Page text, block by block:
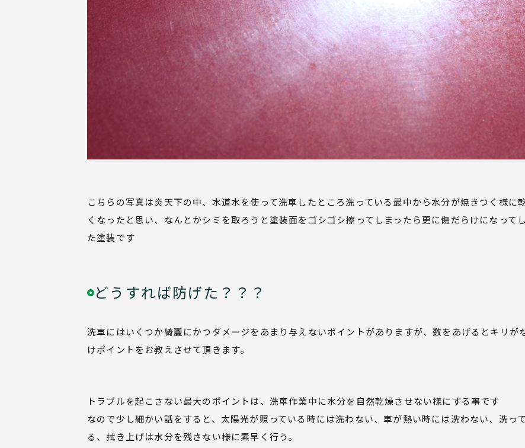
こちらの写真は炎天下の中、水道水を使って洗車したところ洗っている最中から水分が焼きつく様に
くなったと思い、なんとかシミを取ろうと塗装面をゴシゴシ擦ってしまったら更に傷だらけになって
た塗装です
どうすれば防げた？？？
洗車にはいくつか綺麗にかつダメージをあまり与えないポイントがありますが、数をあげるとキリが
けポイントをお教えさせて頂きます。
トラブルを起こさない最大のポイントは、洗車作業中に水分を自然乾燥させない様にする事です
なので少し細かい話をすると、太陽光が照っている時には洗わない、車が熱い時には洗わない、洗っ
る、拭き上げは水分を残さない様に素早く行う。